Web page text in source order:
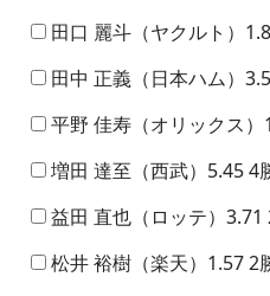
田口 麗斗（ヤクルト）
田中 正義（日本ハム）
平野 佳寿（オリックス）
増田 達至（西武）5.45 4
益田 直也（ロッテ）3.71
松井 裕樹（楽天）1.57 2